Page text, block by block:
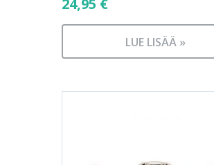
24,95 €
LUE LISÄÄ »